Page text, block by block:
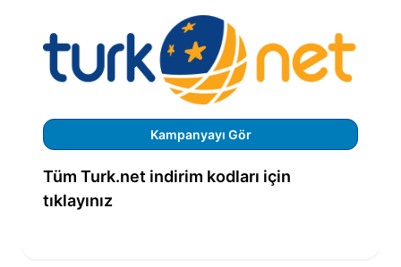
Kampanyayı Gör
Tüm Turk.net indirim kodları için
tıklayınız